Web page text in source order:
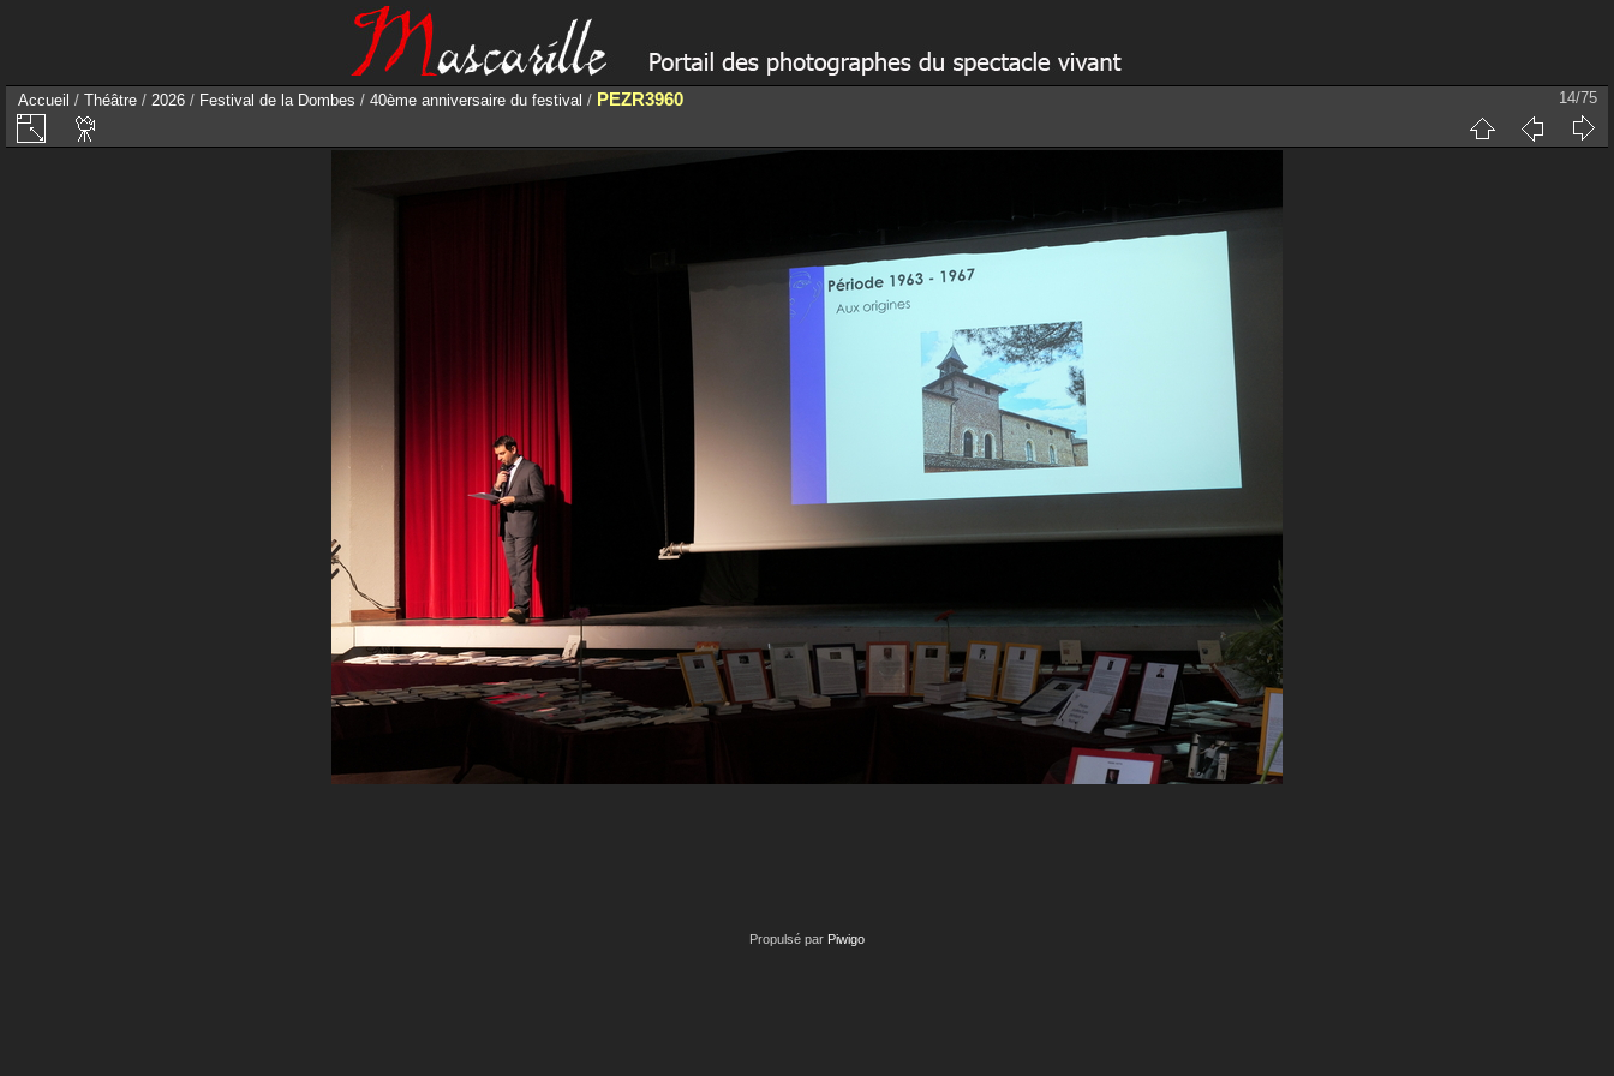
Accueil / Théâtre / 2026 / Festival de la Dombes / 40ème anniversaire du festival / PEZR3960 14/75
Propulsé par Piwigo